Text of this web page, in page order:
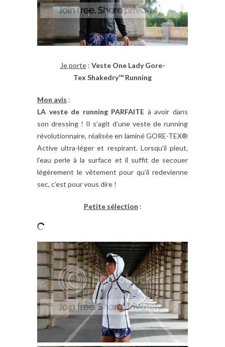
Je porte: Veste One Lady Gore-
Tex Shakedry™ Running
Mon avis :
LA veste de running PARFAITE à avoir dans
son dressing ! Il s’agit d’une veste de running
révolutionnaire, réalisée en laminé GORE-TEX®
Active ultra-léger et respirant. Lorsqu’il pleut,
l’eau perle à la surface et il suffit de secouer
légèrement le vêtement pour qu’il redevienne
sec, c’est pour vous dire !
Petite sélection :